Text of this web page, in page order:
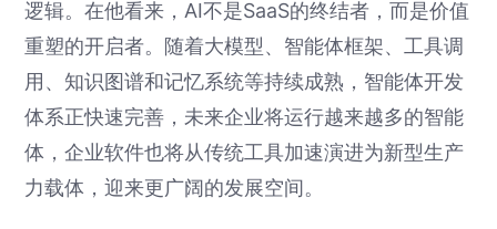
逻辑。在他看来，AI不是SaaS的终结者，而是价值
重塑的开启者。随着大模型、智能体框架、工具调
用、知识图谱和记忆系统等持续成熟，智能体开发
体系正快速完善，未来企业将运行越来越多的智能
体，企业软件也将从传统工具加速演进为新型生产
力载体，迎来更广阔的发展空间。